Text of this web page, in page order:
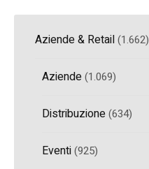
Aziende & Retail(1.662)
Aziende(1.069)
Distribuzione(634)
Eventi(925)